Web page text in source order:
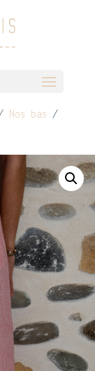
Nos bas /